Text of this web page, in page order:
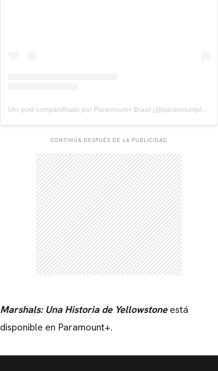
Um post compartilhado por Paramount+ Brasil (@paramountplusbr)
CONTINÚA DESPUÉS DE LA PUBLICIDAD
Marshals: Una Historia de Yellowstoneestá
disponible en Paramount+.